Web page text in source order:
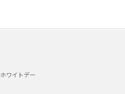
ホワイトデー